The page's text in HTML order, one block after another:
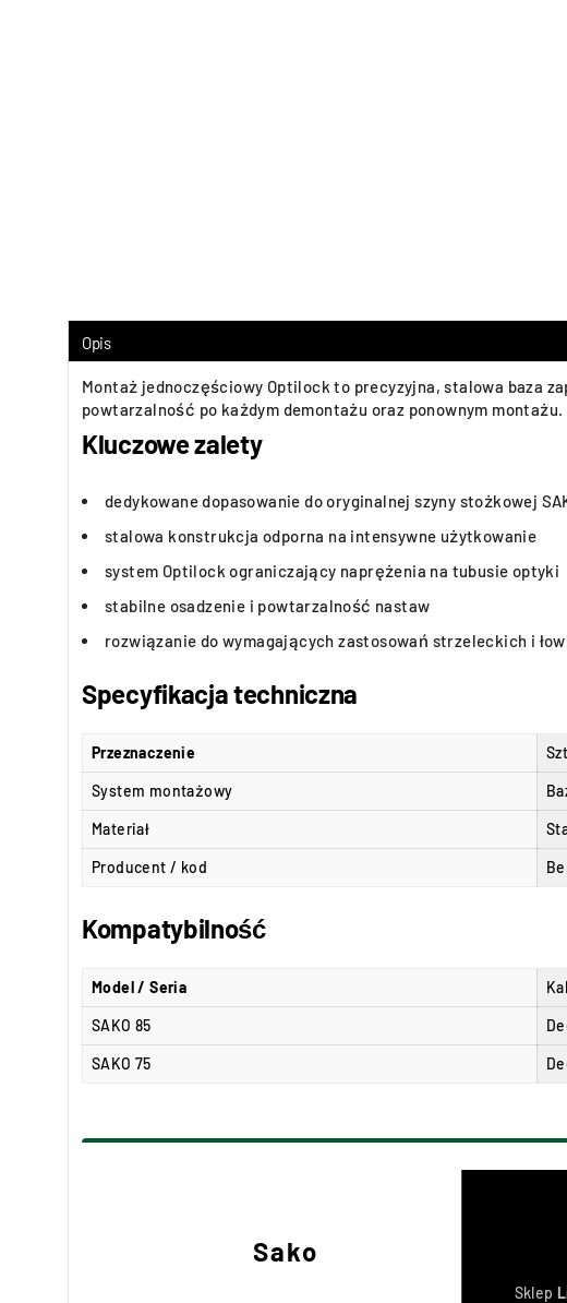
Opis
Montaż jednoczęściowy Optilock to precyzyjna, stalowa baza
powtarzalność po każdym demontażu oraz ponownym montażu.
Kluczowe zalety
dedykowane dopasowanie do oryginalnej szyny stożkowej
stalowa konstrukcja odporna na intensywne użytkowanie
system Optilock ograniczający naprężenia na tubusie optyki
stabilne osadzenie i powtarzalność nastaw
rozwiązanie do wymagających zastosowań strzeleckich i
Specyfikacja techniczna
Przeznaczenie
System montażowy
Materiał
Producent / kod
Kompatybilność
Model / Seria
SAKO 85
SAKO 75
Sako
Sklep